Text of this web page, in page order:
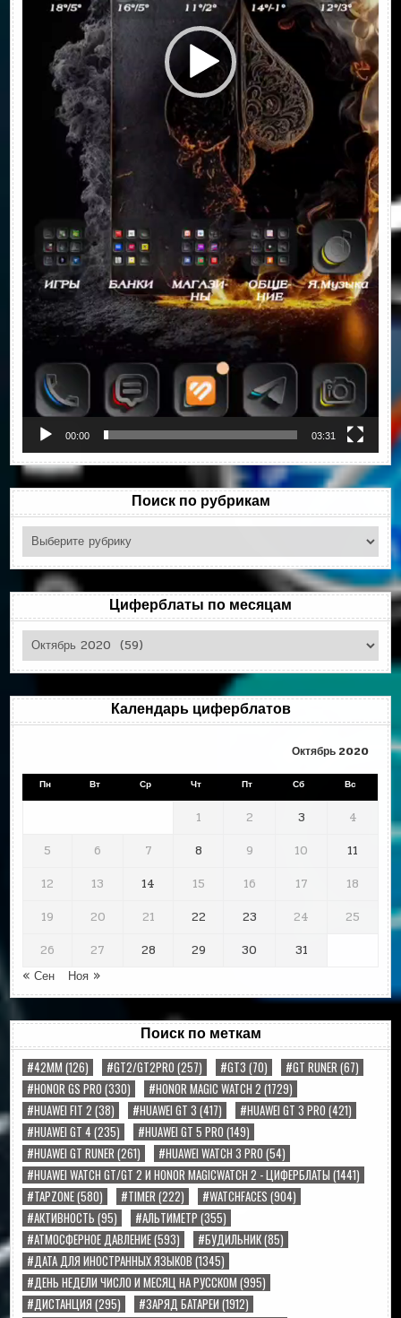
00:00 03:31
Поиск по рубрикам
Поиск
рубрикам
Циферблаты по месяцам
Циферблаты
месяцам
Календарь циферблатов
Октябрь 2020
Пн Вт Ср Чт Пт Сб Вс
1 2 3
4
5
6 7 8 9 10
11
12
13 14 15 16 17
18
19
20 21 22 23 24
25
26
27 28 29 30
31
« Сен
Ноя »
Поиск по меткам
#42MM (126) #GT2/GT2PRO (257) #GT3 (70) #GT RUNER (67)
#HONOR GS PRO (330) #HONOR MAGIC WATCH 2 (1729)
#HUAWEI FIT 2 (38) #HUAWEI GT 3 (417) #HUAWEI GT 3 PRO (421)
#HUAWEI GT 4(235) #HUAWEI GT 5 PRO (149)
#HUAWEI GT RUNER (261) #HUAWEI WATCH 3 PRO (54)
#HUAWEI WATCH GT/GT 2 И HONOR MAGICWATCH 2 - ЦИФЕРБЛАТЫ (1441)
#TAPZONE(580) #TIMER (222) #WATCHFACES (904)
#АКТИВНОСТЬ (95) #АЛЬТИМЕТР (355)
#АТМОСФЕРНОЕ ДАВЛЕНИЕ(593) #БУДИЛЬНИК(85)
#ДАТА ДЛЯ ИНОСТРАННЫХ ЯЗЫКОВ (1345)
#ДЕНЬ НЕДЕЛИ ЧИСЛО И МЕСЯЦ НА РУССКОМ (995)
#ДИСТАНЦИЯ (295) #ЗАРЯД БАТАРЕИ (1912)